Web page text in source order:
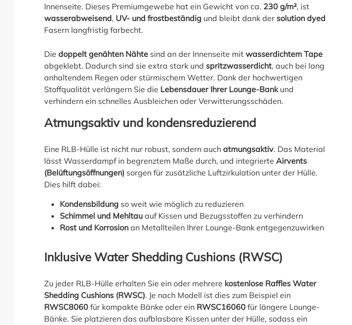
Innenseite. Dieses Premiumgewebe hat ein Gewicht von ca. 230 g/m², ist
wasserabweisend, UV- und frostbeständig und bleibt dank der solution dyed
Fasern langfristig farbecht.
Die doppelt genähten Nähte sind an der Innenseite mit wasserdichtem Tape
abgeklebt. Dadurch sind sie extra stark und spritzwasserdicht, auch bei lang
anhaltendem Regen oder stürmischem Wetter. Dank der hochwertigen
Stoffqualität verlängern Sie die Lebensdauer Ihrer Lounge-Bankund
verhindern ein schnelles Ausbleichen oder Verwitterungsschäden.
Atmungsaktiv und kondensreduzierend
Eine RLB-Hülle ist nicht nur robust, sondern auch atmungsaktiv. Das Material
lässt Wasserdampf in begrenztem Maße durch, und integrierte Airvents
(Belüftungsöffnungen) sorgen für zusätzliche Luftzirkulation unter der Hülle.
Dies hilft dabei:
Kondensbildung so weit wie möglich zu reduzieren
Schimmel und Mehltau auf Kissen und Bezugsstoffen zu verhindern
Rost und Korrosion an Metallteilen Ihrer Lounge-Bank entgegenzuwirken
Inklusive Water Shedding Cushions (RWSC)
Zu jeder RLB-Hülle erhalten Sie ein oder mehrere kostenlose Raffles Water
Shedding Cushions (RWSC). Je nach Modell ist dies zum Beispiel ein
RWSC8060 für kompakte Bänke oder ein RWSC16060 für längere Lounge-
Bänke. Sie platzieren das aufblasbare Kissen unter der Hülle, sodass ein